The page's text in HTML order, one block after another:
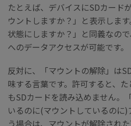
たとえば、デバイスにSDカード
ウントしますか？」と表示しま
状態にしますか？」と同義なの
へのデータアクセスが可能です。
反対に、「マウントの解除」は
味する言葉です。許可すると、
もSDカードを読み込めません。
いるのに(マウントしているのに
う場合は、マウントが解除され